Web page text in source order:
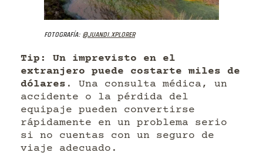
Fotografía: @juandi.xplorer
Tip: Un imprevisto en el
extranjero puede costarte miles de
dólares . Una consulta médica, un
accidente o la pérdida del
equipaje pueden convertirse
rápidamente en un problema serio
si no cuentas con un seguro de
viaje adecuado.